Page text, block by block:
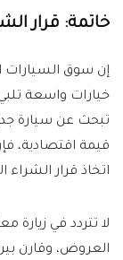
خاتمة: قرار
خيارات واسعة
تبحث عن سيارة
قيمة اقتصادية،
اتخاذ قرار الشراء
لا تتردد في زيارة
العروض، وقارن